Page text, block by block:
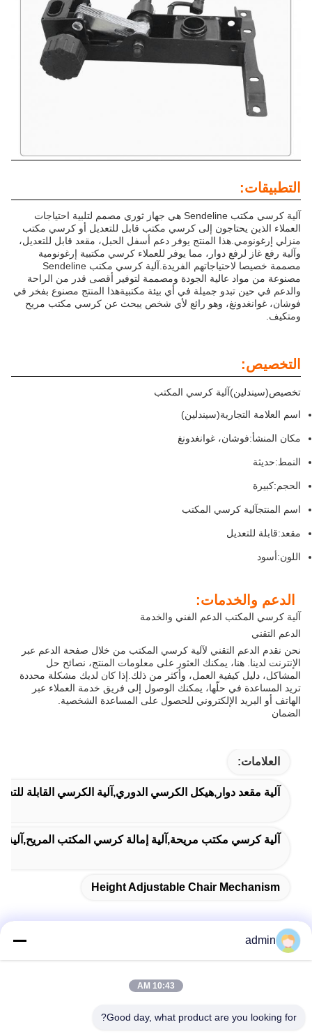
التطبيقات:
آلية كرسي مكتب Sendeline هي جهاز ثوري مصمم لتلبية احتياجات
العملاء الذين يحتاجون إلى كرسي مكتب قابل للتعديل أو كرسي مكتب
منزلي إرغونومي.هذا المنتج يوفر دعم أسفل الحبل، مقعد قابل للتعديل،
وآلية رفع غاز لرفع دوار، مما يوفر للعملاء كرسي مكتبية إرغونومية
مصممة خصيصا لاحتياجاتهم الفريدة.آلية كرسي مكتب Sendeline
مصنوعة من مواد عالية الجودة ومصممة لتوفير أقصى قدر من الراحة
والدعم في حين تبدو جميلة في أي بيئة مكتبيةهذا المنتج مصنوع بفخر في
فوشان، غوانغدونغ، وهو رائع لأي شخص يبحث عن كرسي مكتب مريح
ومتكيف.
التخصيص:
تخصيص(سيندلين)آلية كرسي المكتب
اسم العلامة التجارية(سيندلين)
مكان المنشأ:فوشان، غوانغدونغ
النمط:حديثة
الحجم:كبيرة
اسم المنتجآلية كرسي المكتب
مقعد:قابلة للتعديل
اللون:أسود
الدعم والخدمات:
آلية كرسي المكتب الدعم الفني والخدمة
الدعم التقني
نحن نقدم الدعم التقني لآلية كرسي المكتب من خلال صفحة الدعم عبر
الإنترنت لدينا. هنا، يمكنك العثور على معلومات المنتج، نصائح حل
المشاكل، دليل كيفية العمل، وأكثر من ذلك.إذا كان لديك مشكلة محددة
تريد المساعدة في حلّها، يمكنك الوصول إلى فريق خدمة العملاء عبر
الهاتف أو البريد الإلكتروني للحصول على المساعدة الشخصية.
الضمان
العلامات:
آلية مقعد دوار,هيكل الكرسي الدوري,آلية الكرسي القابلة
آلية كرسي مكتب مريحة,آلية إمالة كرسي المكتب المريح,آلية
Height Adjustable Chair Mechanism
admin
10:43 AM
Good day, what product are you looking for?